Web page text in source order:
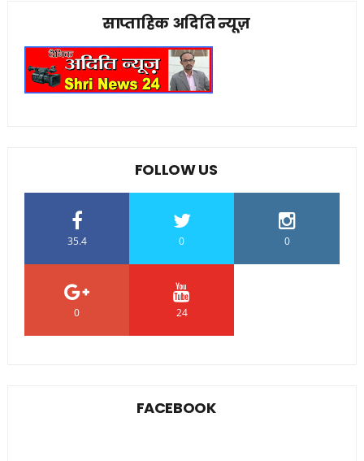
साप्ताहिक अदिति न्यूज़
FOLLOW US
35.4 0 0
0 24
FACEBOOK